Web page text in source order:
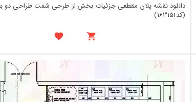
دانلود نقشه پلان مقطعی جزئیات بخش از طرحی شفت طراحی دو
(کد163151)